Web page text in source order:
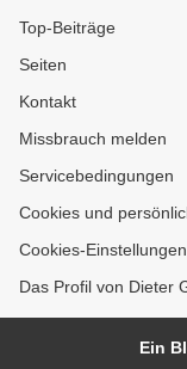
Top-Beiträge
Seiten
Kontakt
Missbrauch melden
Servicebedingungen
Cookies und
Cookies-Einstellungen
Das Profil von Dieter
Ein